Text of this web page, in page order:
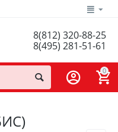
8(812) 320-88-25
8(495) 281-51-61
0